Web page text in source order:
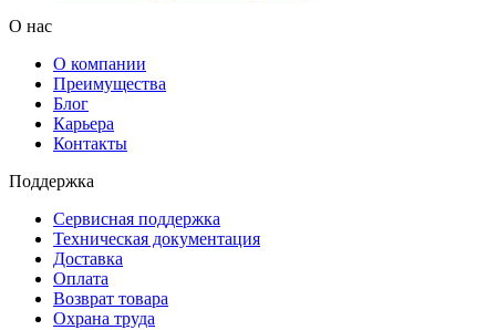
О нас
О компании
Преимущества
Блог
Карьера
Контакты
Поддержка
Сервисная поддержка
Техническая документация
Доставка
Оплата
Возврат товара
Охрана труда